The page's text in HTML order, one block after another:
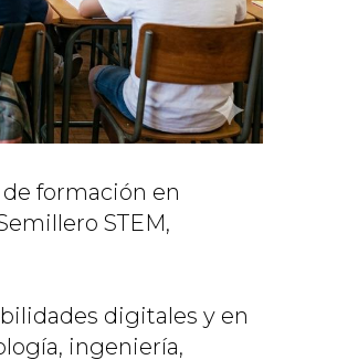
formación en
STEM,
digitales y en
ingeniería,